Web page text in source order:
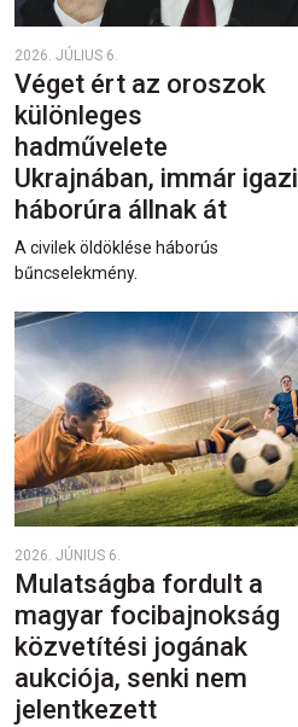
2026. JÚLIUS 6.
Véget ért az oroszok
különleges
hadművelete
Ukrajnában, immár igazi
háborúra állnak át
A civilek öldöklése háborús
bűncselekmény.
2026. JÚNIUS 6.
Mulatságba fordult a
magyar focibajnokság
közvetítési jogának
aukciója, senki nem
jelentkezett